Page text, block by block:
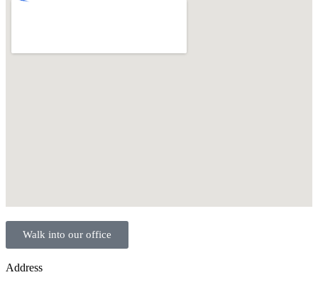
Walk into our office
Address